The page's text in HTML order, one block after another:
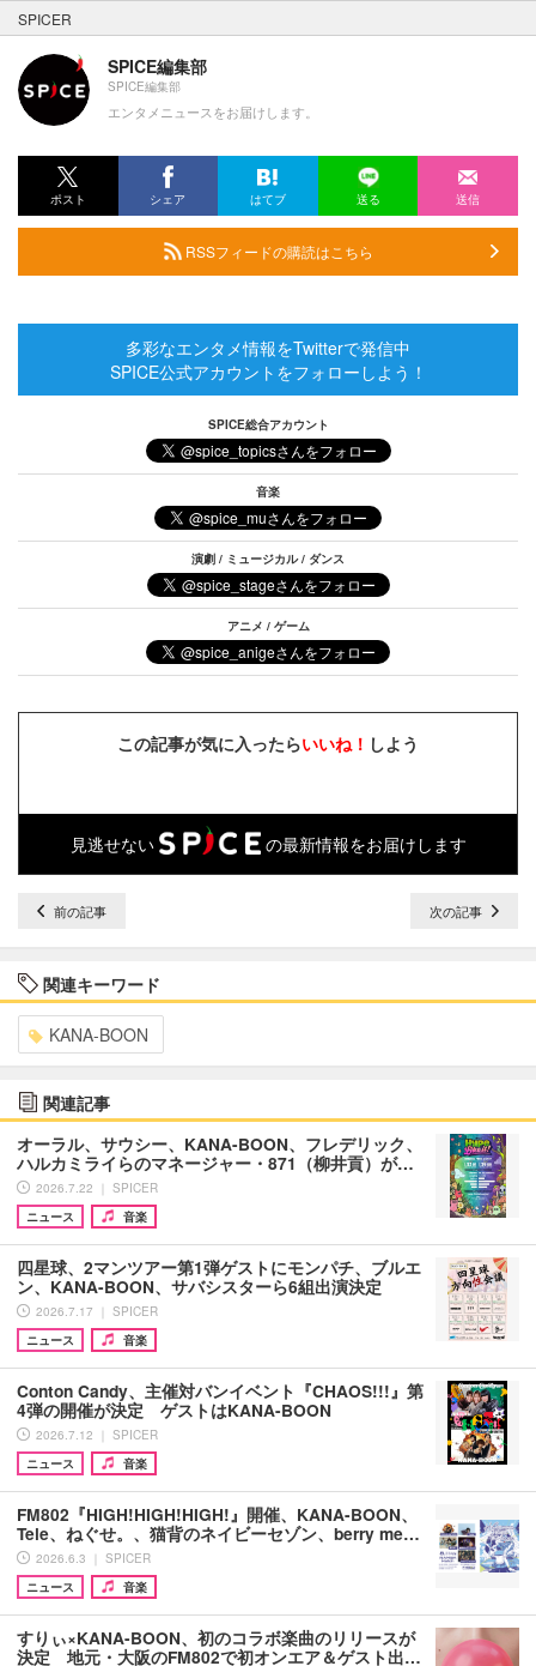
SPICER
SPICE編集部
SPICE編集部
エンタメニュースをお届けします。
ポスト シェア はてブ 送る 送信
RSSフィードの購読はこちら
多彩なエンタメ情報をTwitterで発信中
SPICE公式アカウントをフォローしよう！
SPICE総合アカウント
音楽
演劇 / ミュージカル / ダンス
アニメ / ゲーム
この記事が気に入ったらいいね！ しよう
見逃せない の最新情報をお届けします
前の記事 次の記事
関連キーワード
KANA-BOON
関連記事
オーラル、サウシー、KANA-BOON、フレデリック、
ハルカミライらのマネージャー・871（柳井貢）が…
2026.7.22 ｜ SPICER
ニュース
音楽
四星球、2マンツアー第1弾ゲストにモンパチ、ブルエ
ン、KANA-BOON、サバシスターら6組出演決定
2026.7.17 ｜ SPICER
ニュース
音楽
Conton Candy、主催対バンイベント『CHAOS!!!』第
4弾の開催が決定 ゲストはKANA-BOON
2026.7.12 ｜ SPICER
ニュース
音楽
FM802『HIGH!HIGH!HIGH!』開催、KANA-BOON、
Tele、ねぐせ。、猫背のネイビーセゾン、berry me…
2026.6.3 ｜ SPICER
ニュース
音楽
すりぃ×KANA-BOON、初のコラボ楽曲のリリースが
決定 地元・大阪のFM802で初オンエア＆ゲスト出…